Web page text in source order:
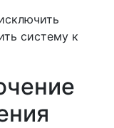
систему к